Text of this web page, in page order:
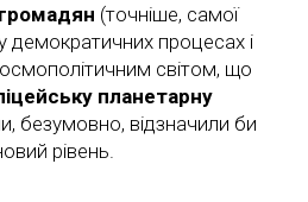
(точніше, самої
демократичних процесах і
світом, що
планетарну
безумовно, відзначили би
рівень.